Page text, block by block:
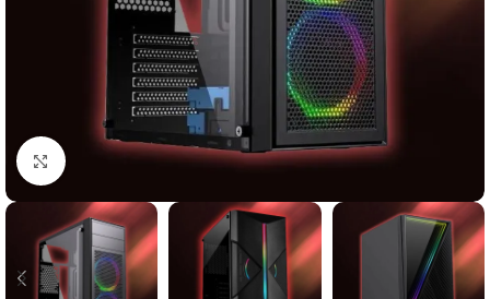
Click to enlarge